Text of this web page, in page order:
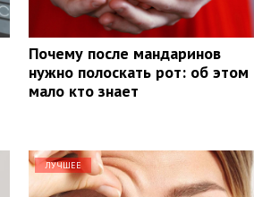
Почему после мандаринов
нужно полоскать рот: об этом
мало кто знает
ЛУЧШЕЕ